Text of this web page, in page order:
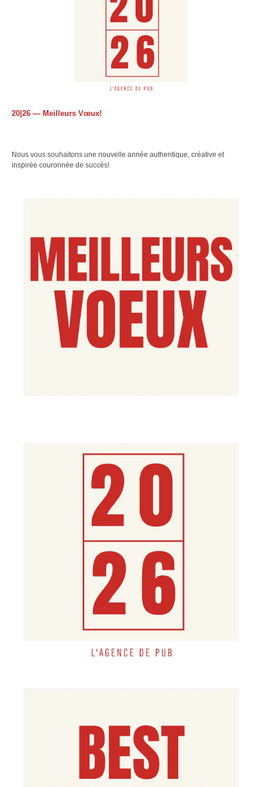
20|26 — Meilleurs Vœux!
Nous vous souhaitons une nouvelle année authentique, créative et
inspirée couronnée de succès!